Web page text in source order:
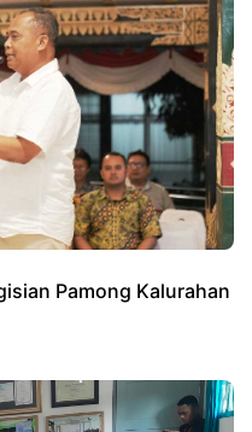
Pamong Kalurahan